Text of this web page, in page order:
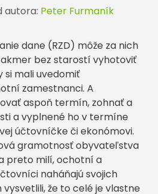
autora: Peter Furmaník
dane (RZD) môže za nich
bez starostí vyhotoviť
si mali uvedomiť
zamestnanci. A
aspoň termín, zohnať a
a vyplnené ho v termíne
účtovníčke či ekonómovi.
gramotnosť obyvateľstva
preto milí, ochotní a
naháňajú svojich
že to celé je vlastne